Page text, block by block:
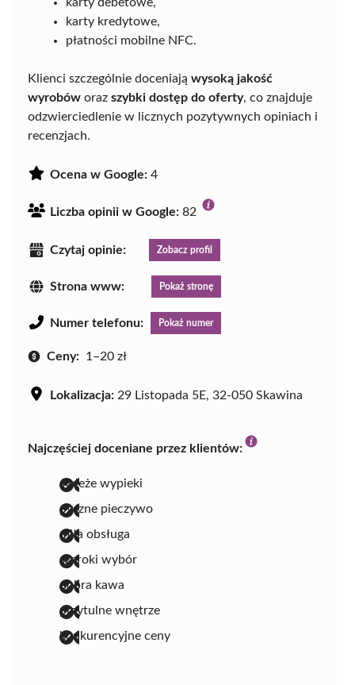
karty kredytowe,
płatności mobilne NFC.
Klienci szczególnie doceniają wysoką jakość
wyrobów oraz szybki dostęp do oferty, co znajduje
odzwierciedlenie w licznych pozytywnych opiniach i
recenzjach.
Ocena w Google: 4
Liczba opinii w Google: 82
Czytaj opinie: Zobacz profil
Strona www: Pokaż stronę
Numer telefonu: Pokaż numer
Ceny: 1–20 zł
Lokalizacja: 29 Listopada 5E, 32-050 Skawina
Najczęściej doceniane przez klientów:
świeże wypieki
pyszne pieczywo
miła obsługa
szeroki wybór
dobra kawa
przytulne wnętrze
konkurencyjne ceny